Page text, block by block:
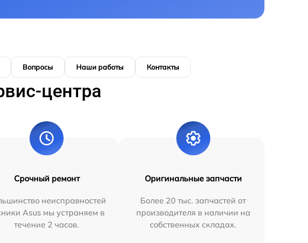
Вопросы Наши работы Контакты
центра
Срочный ремонт
неисправностей
Asus мы устраняем в
течение 2 часов.
Оригинальные запчасти
Более 20 тыс. запчастей от
производителя в наличии на
собственных складах.